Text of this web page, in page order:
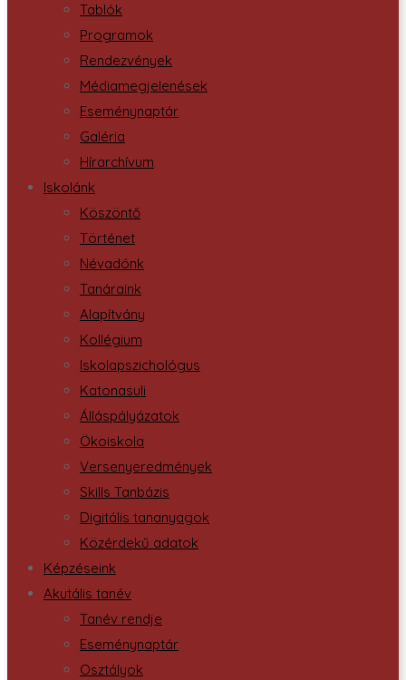
Tablók
Programok
Rendezvények
Médiamegjelenések
Eseménynaptár
Galéria
Hírarchívum
Iskolánk
Köszöntő
Történet
Névadónk
Tanáraink
Alapítvány
Kollégium
Iskolapszichológus
Katonasuli
Álláspályázatok
Ökoiskola
Versenyeredmények
Skills Tanbázis
Digitális tananyagok
Közérdekű adatok
Képzéseink
Akutális tanév
Tanév rendje
Eseménynaptár
Osztályok